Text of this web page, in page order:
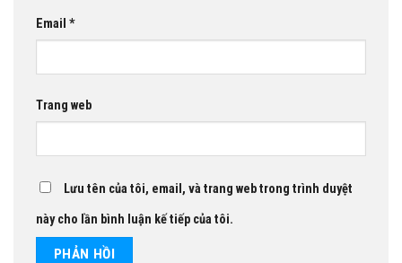
Email *
Trang web
Lưu tên của tôi, email, và trang web trong trình duyệt
này cho lần bình luận kế tiếp của tôi.